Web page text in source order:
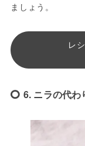
ましょう。
レ
6. ニラの代わ